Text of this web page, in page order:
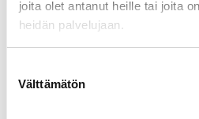
joita olet antanut heille tai joita
heidän palvelujaan.
valinta
Välttämätön
ovat vain pieniä, mutta
verkostojen johtamisesta.
valtias? Aloita kehittäminen